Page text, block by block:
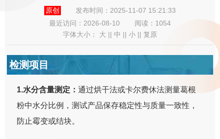
原创
发布时间：2025-11-07 15:21:33
最近访问：2026-08-10
阅读：1054
字体大小： 大 中 小 复原
检测项目
1.水分含量测定：通过烘干法或卡尔费休法测量葛根
粉中水分比例，测试产品保存稳定性与质量一致性，
防止霉变或结块。